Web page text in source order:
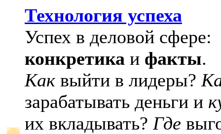
Технология успеха
Успех в деловой сфере:
конкретика и факты.
Как выйти в лидеры?
зарабатывать деньги и
их вкладывать? Где